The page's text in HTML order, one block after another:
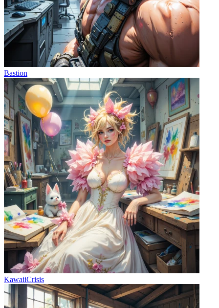
Bastion
KawaiiCrisis